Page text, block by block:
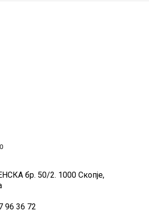
бр. 50/2. 1000 Скопје,
96 36 72